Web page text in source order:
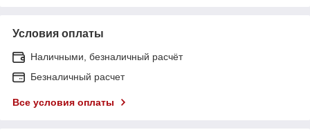
Условия оплаты
Наличными, безналичный расчёт
Безналичный расчет
Все условия оплаты